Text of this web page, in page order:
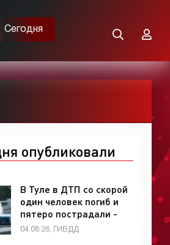
Сегодня
опубликовали
В Туле в ДТП со скорой
один человек погиб и
пятеро пострадали -
«ГИБДД»
04.08.26, ГИБДД